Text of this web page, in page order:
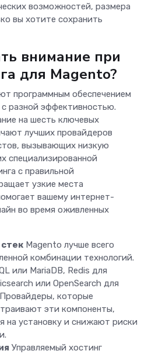
возможностей, размера
вы хотите сохранить
внимание при
для Magento?
программным обеспечением
разной эффективностью.
на шесть ключевых
лучших провайдеров
вызывающих низкую
специализированной
с правильной
узкие места
вашему интернет-
во время оживленных
Magento лучше всего
комбинации технологий.
или MariaDB, Redis для
или OpenSearch для
которые
эти компоненты,
на установку и снижают риски
Управляемый хостинг